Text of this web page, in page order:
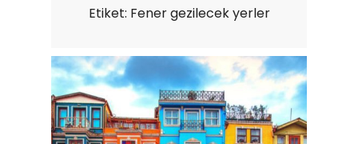
Etiket: Fener gezilecek yerler